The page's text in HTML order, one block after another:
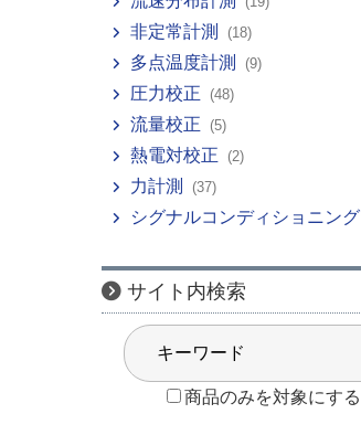
非定常計測 (18)
多点温度計測 (9)
圧力校正 (48)
流量校正 (5)
熱電対校正 (2)
力計測 (37)
シグナルコンディショニング
サイト内検索
商品のみを対象にする